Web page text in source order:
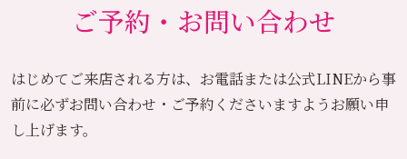
ご予約・お問い合わせ
はじめてご来店される方は、お電話または公式LINEから事
前に必ずお問い合わせ・ご予約くださいますようお願い申
し上げます。